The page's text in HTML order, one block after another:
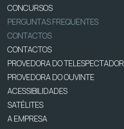
CONCURSOS
PERGUNTAS FREQUENTES
CONTACTOS
CONTACTOS
PROVEDORA DO TELESPECTADOR
PROVEDORA DO OUVINTE
ACESSIBILIDADES
SATÉLITES
A EMPRESA